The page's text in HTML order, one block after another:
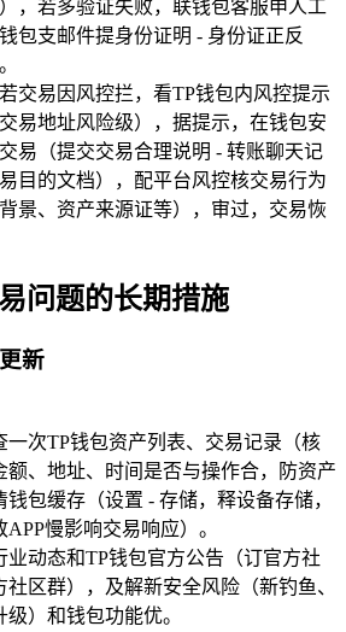
，若多验证失败，联钱包客服申人工
包支邮件提身份证明 - 身份证正反
交易因风控拦，看TP钱包内风控提示
易地址风险级），据提示，在钱包安
易（提交交易合理说明 - 转账聊天记
目的文档），配平台风控核交易行为
景、资产来源证等），审过，交易恢
问题的长期措施
新
一次TP钱包资产列表、交易记录（核
额、地址、时间是否与操作合，防资产
钱包缓存（设置 - 存储，释设备存储，
慢影响交易响应）。
业动态和TP钱包官方公告（订官方社
社区群），及解新安全风险（新钓鱼、
级）和钱包功能优。